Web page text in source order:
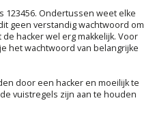
123456. Ondertussen weet elke
geen verstandig wachtwoord om
hacker wel erg makkelijk. Voor
het wachtwoord van belangrijke
door een hacker en moeilijk te
vuistregels zijn aan te houden